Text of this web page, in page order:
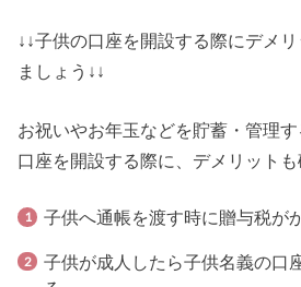
↓↓子供の口座を開設する際にデメ
ましょう↓↓
お祝いやお年玉などを貯蓄・管理
口座を開設する際に、デメリットも
子供へ通帳を渡す時に贈与税が
子供が成人したら子供名義の口